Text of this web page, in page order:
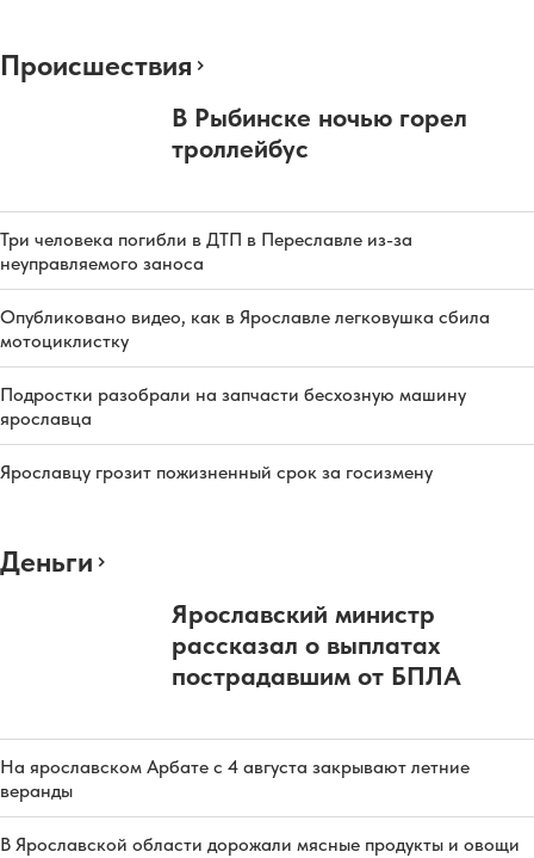
Происшествия
В Рыбинске ночью горел
троллейбус
Три человека погибли в ДТП в Переславле из-за
неуправляемого заноса
Опубликовано видео, как в Ярославле легковушка сбила
мотоциклистку
Подростки разобрали на запчасти бесхозную машину
ярославца
Ярославцу грозит пожизненный срок за госизмену
Деньги
Ярославский министр
рассказал о выплатах
пострадавшим от БПЛА
На ярославском Арбате с 4 августа закрывают летние
веранды
В Ярославской области дорожали мясные продукты и овощи